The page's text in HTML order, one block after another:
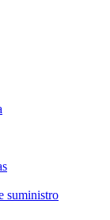
suministro